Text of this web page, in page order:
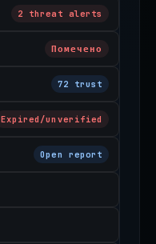
2 threat alerts
Помечено
72 trust
Expired/unverified
Open report